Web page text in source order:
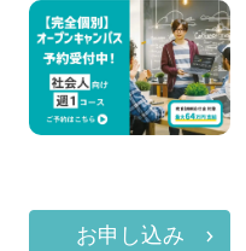
お申し込み